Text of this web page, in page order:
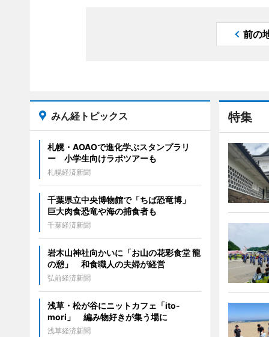
前の
特集
みん経トピックス
札幌・AOAOで進化学ぶスタンプラリ
ー 小学生向けラボツアーも
札幌経済新聞
千葉県立中央博物館で「ちば恐竜博」
巨大肉食恐竜や海の捕食者も
千葉経済新聞
岩木山神社向かいに「お山の花彩食堂 龍
の憩」 和食職人の夫婦が経営
弘前経済新聞
浅草・松が谷にニットカフェ「ito-
mori」 編み物好きが集う場に
浅草経済新聞